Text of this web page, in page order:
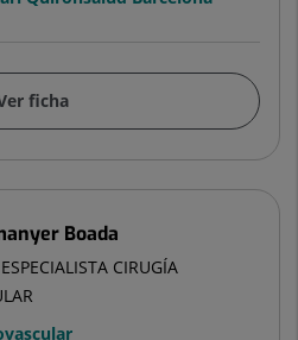
ficha
Boada
CIRUGÍA